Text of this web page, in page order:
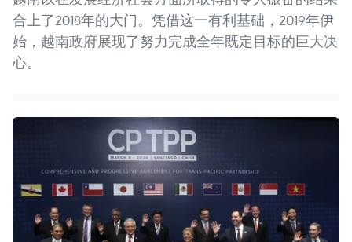
合上了2018年的大门。凭借这一有利基础，2019年伊
始，越南政府展现了努力完成全年既定目标的巨大决
心。